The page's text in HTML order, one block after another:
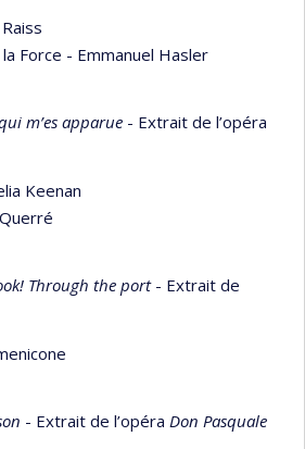
Force - Emmanuel Hasler
m’es apparue - Extrait de l’opéra
Keenan
Through the port- Extrait de
- Extrait de l’opéra Don Pasquale